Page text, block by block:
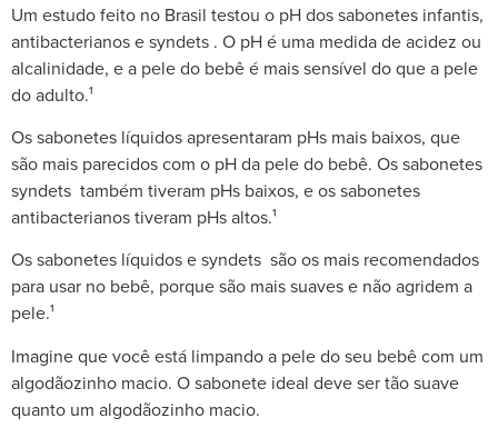
Um estudo feito no Brasil testou o pH dos sabonetes infantis,
antibacterianos e syndets . O pH é uma medida de acidez ou
alcalinidade, e a pele do bebê é mais sensível do que a pele
do adulto.¹
Os sabonetes líquidos apresentaram pHs mais baixos, que
são mais parecidos com o pH da pele do bebê. Os sabonetes
syndets também tiveram pHs baixos, e os sabonetes
antibacterianos tiveram pHs altos.¹
Os sabonetes líquidos e syndets são os mais recomendados
para usar no bebê, porque são mais suaves e não agridem a
pele.¹
Imagine que você está limpando a pele do seu bebê com um
algodãozinho macio. O sabonete ideal deve ser tão suave
quanto um algodãozinho macio.